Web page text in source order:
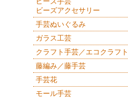
ビーズアクセサリー
手芸ぬいぐるみ
ガラス工芸
クラフト手芸／エコクラフト
藤編み／藤手芸
手芸花
モール手芸